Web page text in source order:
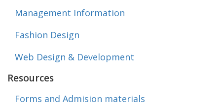
Management Information
Fashion Design
Web Design & Development
Resources
Forms and Admision materials